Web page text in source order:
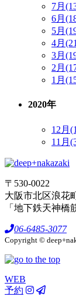
7月
6月
5月
4月
3月
2月
1月
2020年
12月
11月
〒530-0022
大阪市北区浪花
「地下鉄天神橋
06-6485-3077
Copyright ©
WEB
予約